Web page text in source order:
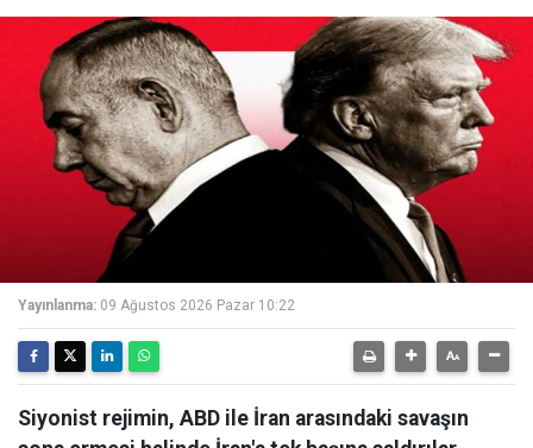
Yayınlanma: 09 Ağustos 2026 Pazar 10:22
Siyonist rejimin, ABD ile İran arasındaki savaşın